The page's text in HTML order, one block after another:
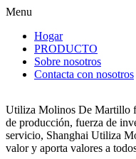
Menu
Hogar
PRODUCTO
Sobre nosotros
Contacta con nosotros
Utiliza Molinos De Martillo
de producción, fuerza de
servicio, Shanghai Utiliza
valor y aporta valores a